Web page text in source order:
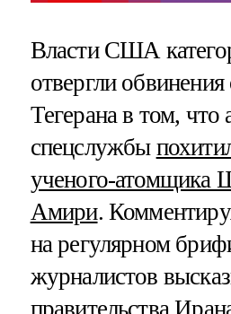
Власти США
отвергли
Тегерана в том, что
спецслужбы
ученого-атомщика
Амири.
на регулярном
журналистов
правительства